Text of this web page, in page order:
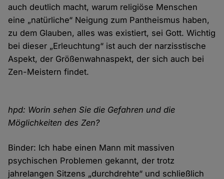
auch deutlich macht, warum religiöse Menschen
eine „natürliche“ Neigung zum Pantheismus haben,
zu dem Glauben, alles was existiert, sei Gott. Wichtig
bei dieser „Erleuchtung“ ist auch der narzisstische
Aspekt, der Größenwahnaspekt, der sich auch bei
Zen-Meistern findet.
hpd: Worin sehen Sie die Gefahren und die
Möglichkeiten des Zen?
Binder: Ich habe einen Mann mit massiven
psychischen Problemen gekannt, der trotz
jahrelangen Sitzens „durchdrehte“ und schließlich